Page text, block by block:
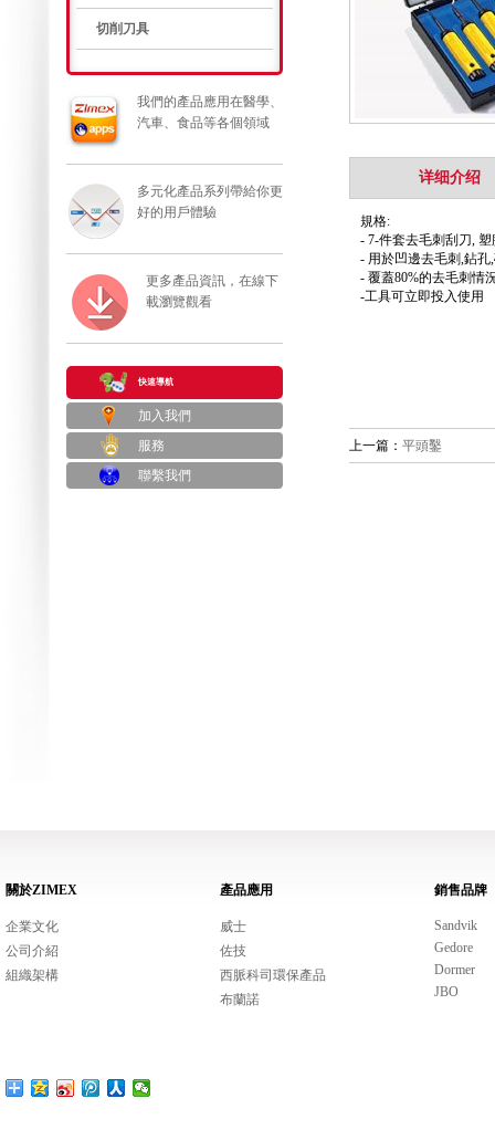
切削刀具
我們的產品應用在醫學、
汽車、食品等各個領域
多元化產品系列帶給你更
好的用戶體驗
更多產品資訊，在線下
載瀏覽觀看
快速導航
加入我們
服務
聯繫我們
详细介绍
規格:
- 7-件套去毛刺刮刀,
- 用於凹邊去毛刺,鉆
- 覆蓋80%的去毛刺情
-工具可立即投入使用
上一篇： 平頭鑿
關於ZIMEX
企業文化
公司介紹
組織架構
產品應用
威士
佐技
西脈科司環保產品
布蘭諾
銷售品牌
Sandvik
Gedore
Dormer
JBO